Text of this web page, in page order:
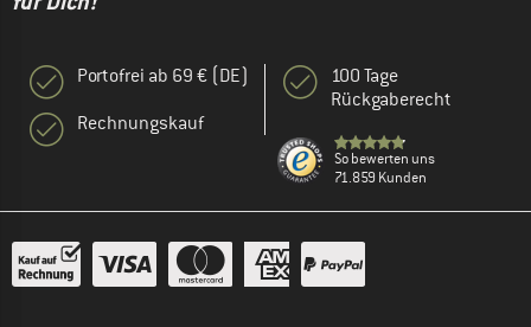
Portofrei ab 69 € (DE)
Rechnungskauf
100 Tage
Rückgaberecht
So bewerten uns
71.859 Kunden